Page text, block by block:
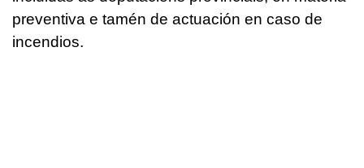
preventiva e tamén de actuación en caso de
incendios.